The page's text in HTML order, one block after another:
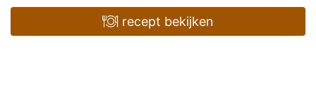
recept bekijken